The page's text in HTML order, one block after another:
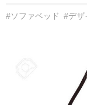
#ソファベッド #デザ